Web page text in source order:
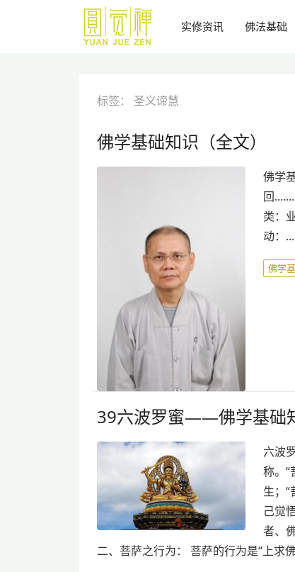
实修资讯 佛法基础
标签： 圣义谛慧
佛学基础知识（全文）
佛学
回
类：
动：
佛学
39六波罗蜜——佛学基础
六波
称。“
生；
己觉
者、
二、菩萨之行为： 菩萨的行为是“上求